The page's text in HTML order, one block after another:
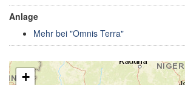
Anlage
Mehr bei "Omnis Terra"
+